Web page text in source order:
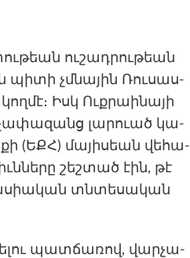
ու­շադրու­թեան
պի­տի չմնա­յին Ռու­սաս­
Իսկ Ուքրաինա­յի
չա­փազանց լա­րուած կա­
(ԵՔՀ) մայիսեան վեհա­
շեշ­տած էին, թէ
տնտե­սական
պատ­ճա­ռով, վար­չա­